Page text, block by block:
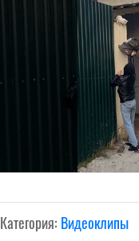
Категория: Видеоклипы